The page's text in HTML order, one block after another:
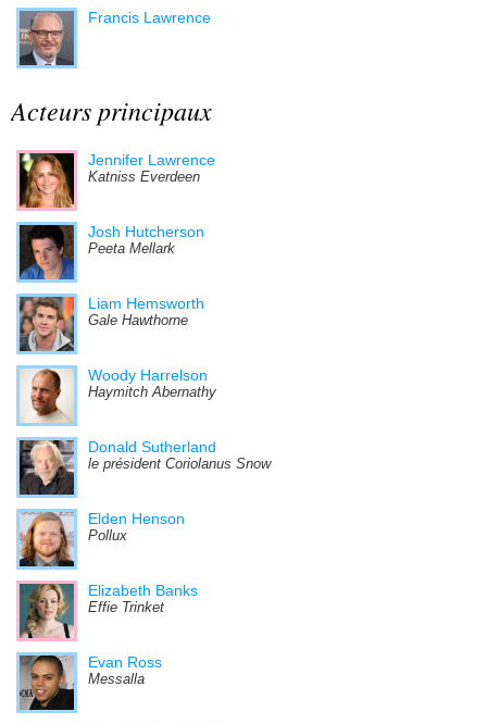
Francis Lawrence
Acteurs principaux
Jennifer Lawrence
Katniss Everdeen
Josh Hutcherson
Peeta Mellark
Liam Hemsworth
Gale Hawthorne
Woody Harrelson
Haymitch Abernathy
Donald Sutherland
le président Coriolanus Snow
Elden Henson
Pollux
Elizabeth Banks
Effie Trinket
Evan Ross
Messalla